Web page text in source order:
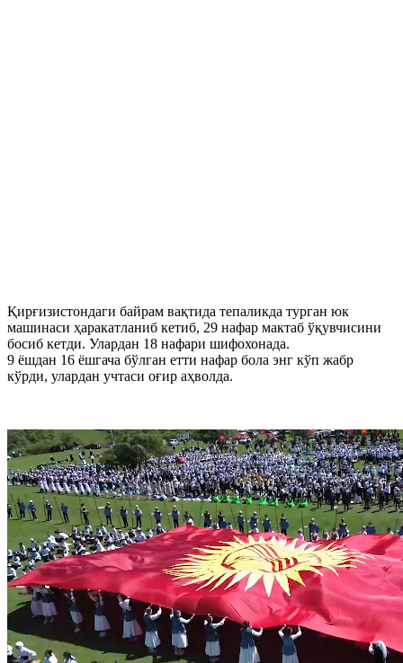
Қирғизистондаги байрам вақтида тепаликда турган юк
машинаси ҳаракатланиб кетиб, 29 нафар мактаб ўқувчисини
босиб кетди. Улардан 18 нафари шифохонада.
9 ёшдан 16 ёшгача бўлган етти нафар бола энг кўп жабр
кўрди, улардан учтаси оғир аҳволда.